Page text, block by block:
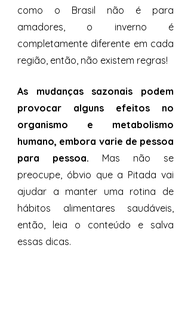
como o Brasil não é para
amadores, o inverno é
completamente diferente em cada
região, então, não existem regras!
As mudanças sazonais podem
provocar alguns efeitos no
organismo e metabolismo
humano, embora varie de pessoa
para pessoa. Mas não se
preocupe, óbvio que a Pitada vai
ajudar a manter uma rotina de
hábitos alimentares saudáveis,
então, leia o conteúdo e salva
essas dicas.